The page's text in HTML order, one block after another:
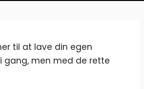
til at lave din egen
men med de rette